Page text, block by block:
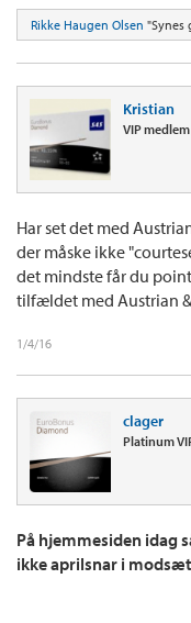
Rikke Haugen Olsen "Synes
Kristian
VIP medlem
Har set det med
der måske ikke
det mindste får du
tilfældet med Austrian
1/4/16
clager
Platinum
På hjemmesiden idag
ikke aprilsnar i